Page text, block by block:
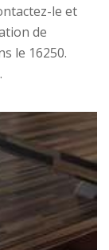
le et
de
le 16250.